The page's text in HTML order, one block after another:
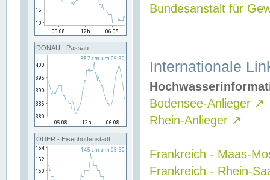
DONAU - Passau
ODER - Eisenhüttenstadt
Bundesanstalt für
Internationale
Bodensee-Anlieger ↗
Rhein-Anlieger ↗
Frankreich - Maas-
Frankreich - Rhein-